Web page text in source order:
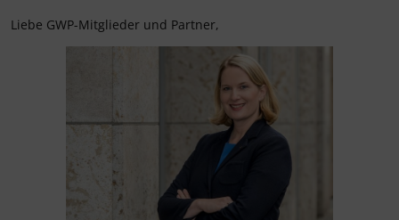
Liebe GWP-Mitglieder und Partner,